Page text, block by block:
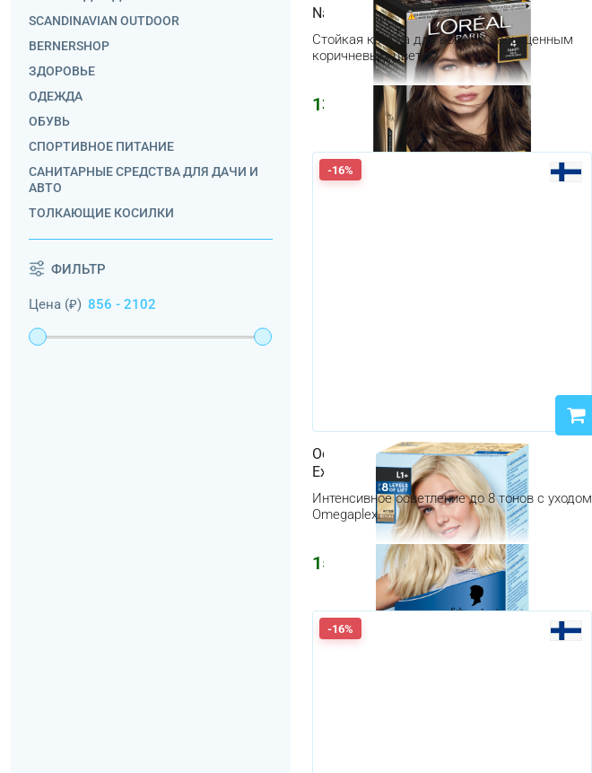
SCANDINAVIAN OUTDOOR
BERNERSHOP
ЗДОРОВЬЕ
ОДЕЖДА
ОБУВЬ
СПОРТИВНОЕ ПИТАНИЕ
САНИТАРНЫЕ СРЕДСТВА ДЛЯ ДАЧИ И
АВТО
ТОЛКАЮЩИЕ КОСИЛКИ
ФИЛЬТР
Цена (₽)
Natural Brown
Стойкая краска для волос с насыщенным
коричневым цветом
1394 2416 ₽
-16%
Осветлитель Schwarzkopf Blonde L1+
Extreme
Интенсивное осветление до 8 тонов с уходом
Omegaplex.
1556 1858₽
-16%